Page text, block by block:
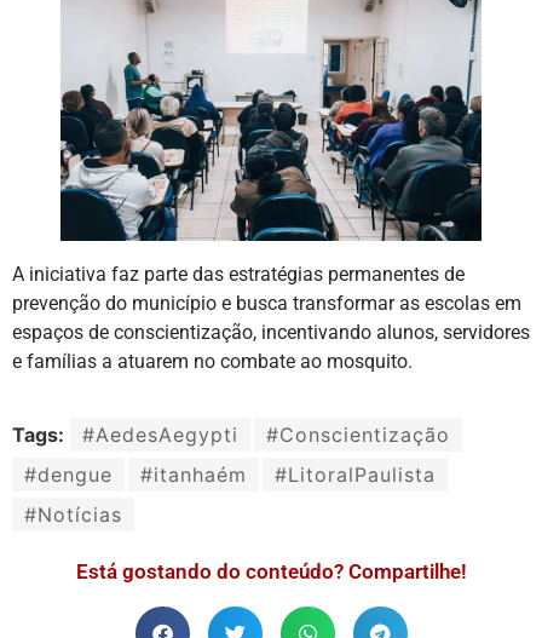
A iniciativa faz parte das estratégias permanentes de
prevenção do município e busca transformar as escolas em
espaços de conscientização, incentivando alunos, servidores
e famílias a atuarem no combate ao mosquito.
Tags: #AedesAegypti
#Conscientização
#dengue
#itanhaém
#LitoralPaulista
#Notícias
Está gostando do conteúdo? Compartilhe!